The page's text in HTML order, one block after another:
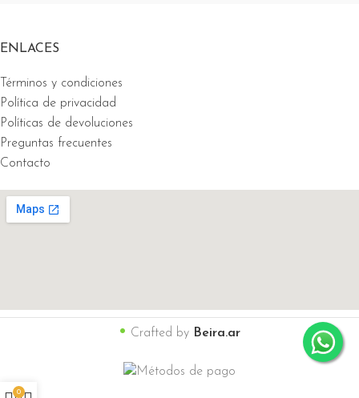
ENLACES
Términos y condiciones
Política de privacidad
Políticas de devoluciones
Preguntas frecuentes
Contacto
• Crafted by Beira.ar
0